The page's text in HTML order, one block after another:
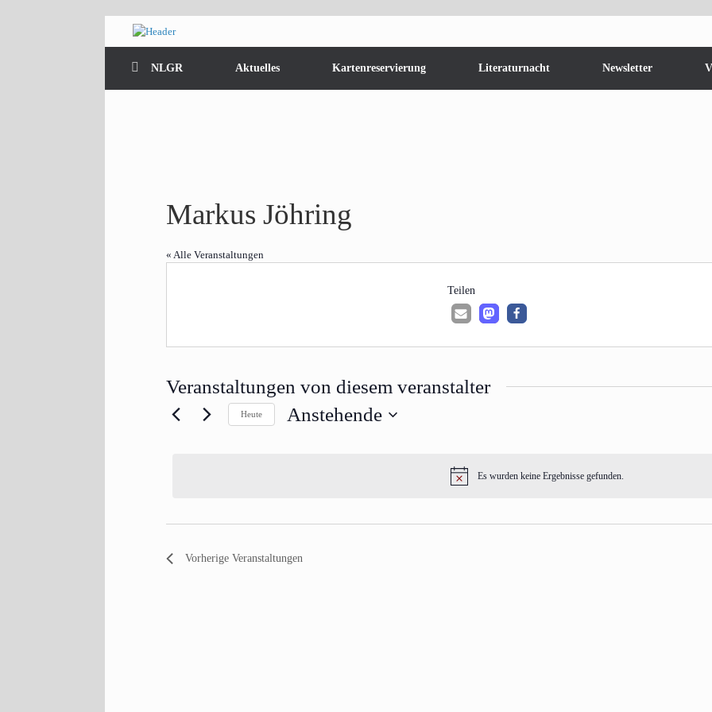
NLGR
Aktuelles Kartenreservierung Literaturnacht Newsletter
Markus Jöhring
« Alle Veranstaltungen
Tei­len
Veranstaltungen von diesem veranstalter
Hinweis
Es wurden keine Ergebnisse gefunden.
Heute Anstehende
Vorherige Veranstaltungen